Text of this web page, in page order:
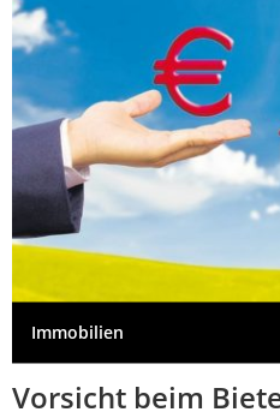
Immobilien
Vorsicht beim